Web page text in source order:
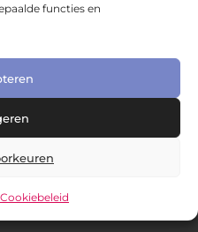
functies en
Cookiebeleid
All Right Reserved.